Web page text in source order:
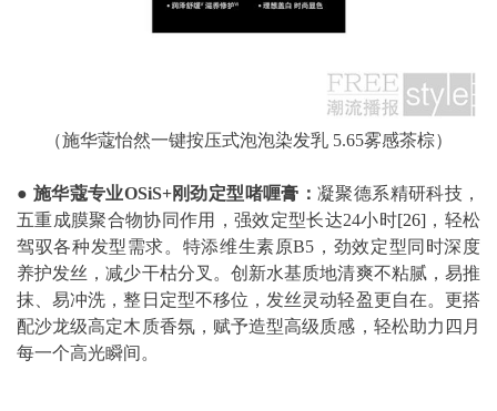
（施华蔻怡然一键按压式泡泡染发乳 5.65雾感茶棕）
● 施华蔻专业OSiS+刚劲定型啫喱膏： 凝聚德系精研科技，
五重成膜聚合物协同作用，强效定型长达24小时[26] ，轻松
驾驭各种发型需求。特添维生素原B5，劲效定型同时深度
养护发丝，减少干枯分叉。创新水基质地清爽不粘腻，易推
抹、易冲洗，整日定型不移位，发丝灵动轻盈更自在。更搭
配沙龙级高定木质香氛，赋予造型高级质感，轻松助力四月
每一个高光瞬间。